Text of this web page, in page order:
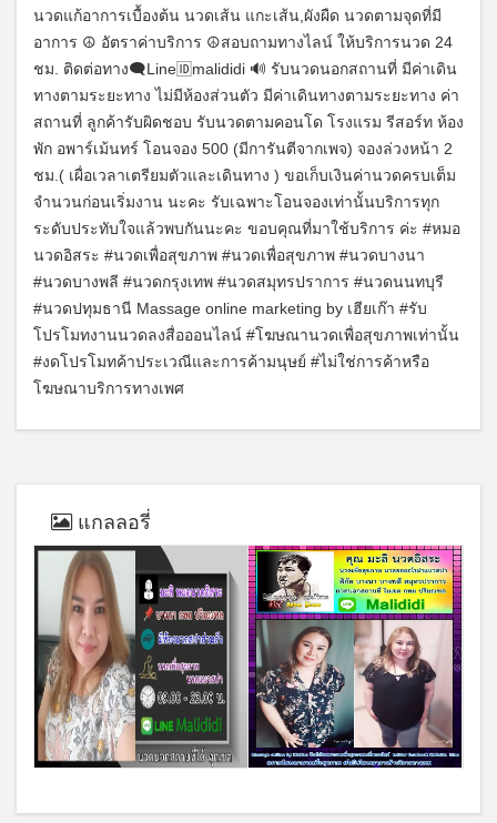
นวดแก้อาการเบื้องต้น นวดเส้น แกะเส้น,ผังผืด นวดตามจุดที่มี
อาการ ☮️ อัตราค่าบริการ ☮️สอบถามทางไลน์ ให้บริการนวด 24
ชม. ติดต่อทาง🗨️Line🆔malididi 🔊 รับนวดนอกสถานที่ มีค่าเดิน
ทางตามระยะทาง ไม่มีห้องส่วนตัว มีค่าเดินทางตามระยะทาง ค่า
สถานที่ ลูกค้ารับผิดชอบ รับนวดตามคอนโด โรงแรม รีสอร์ท ห้อง
พัก อพาร์เม้นทร์ โอนจอง 500 (มีการันตีจากเพจ) จองล่วงหน้า 2
ชม.( เผื่อเวลาเตรียมตัวและเดินทาง ) ขอเก็บเงินค่านวดครบเต็ม
จำนวนก่อนเริ่มงาน นะคะ รับเฉพาะโอนจองเท่านั้น​ บริการทุก
ระดับประทับใจแล้วพบกันนะคะ ขอบคุณที่มาใช้บริการ ค่ะ #หมอ
นวดอิสระ #นวดเพื่อสุขภาพ #นวดเพื่อสุขภาพ #นวดบางนา
#นวดบางพลี #นวดกรุงเทพ #นวดสมุทรปราการ #นวดนนทบุรี
#นวดปทุมธานี Massage online marketing by เฮียเก๊า #รับ
โปรโมทงานนวดลงสื่อออนไลน์ #โฆษณานวดเพื่อสุขภาพเท่านั้น
#งดโปรโมทค้าประเวณีและการค้ามนุษย์ #ไม่ใช่การค้าหรือ
โฆษณาบริการทางเพศ
แกลลอรี่